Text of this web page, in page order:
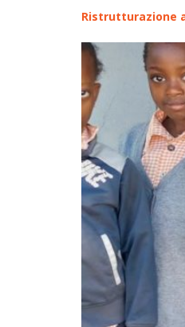
Ristrutturazione